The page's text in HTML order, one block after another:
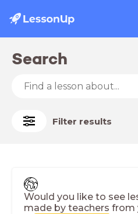
Search
Filter results
Would you like to see
made by teachers from